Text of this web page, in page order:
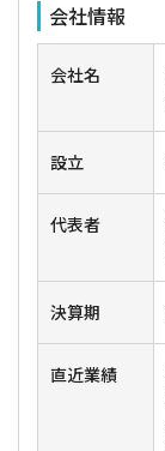
会社情報
会社名
設立
代表者
決算期
直近業績